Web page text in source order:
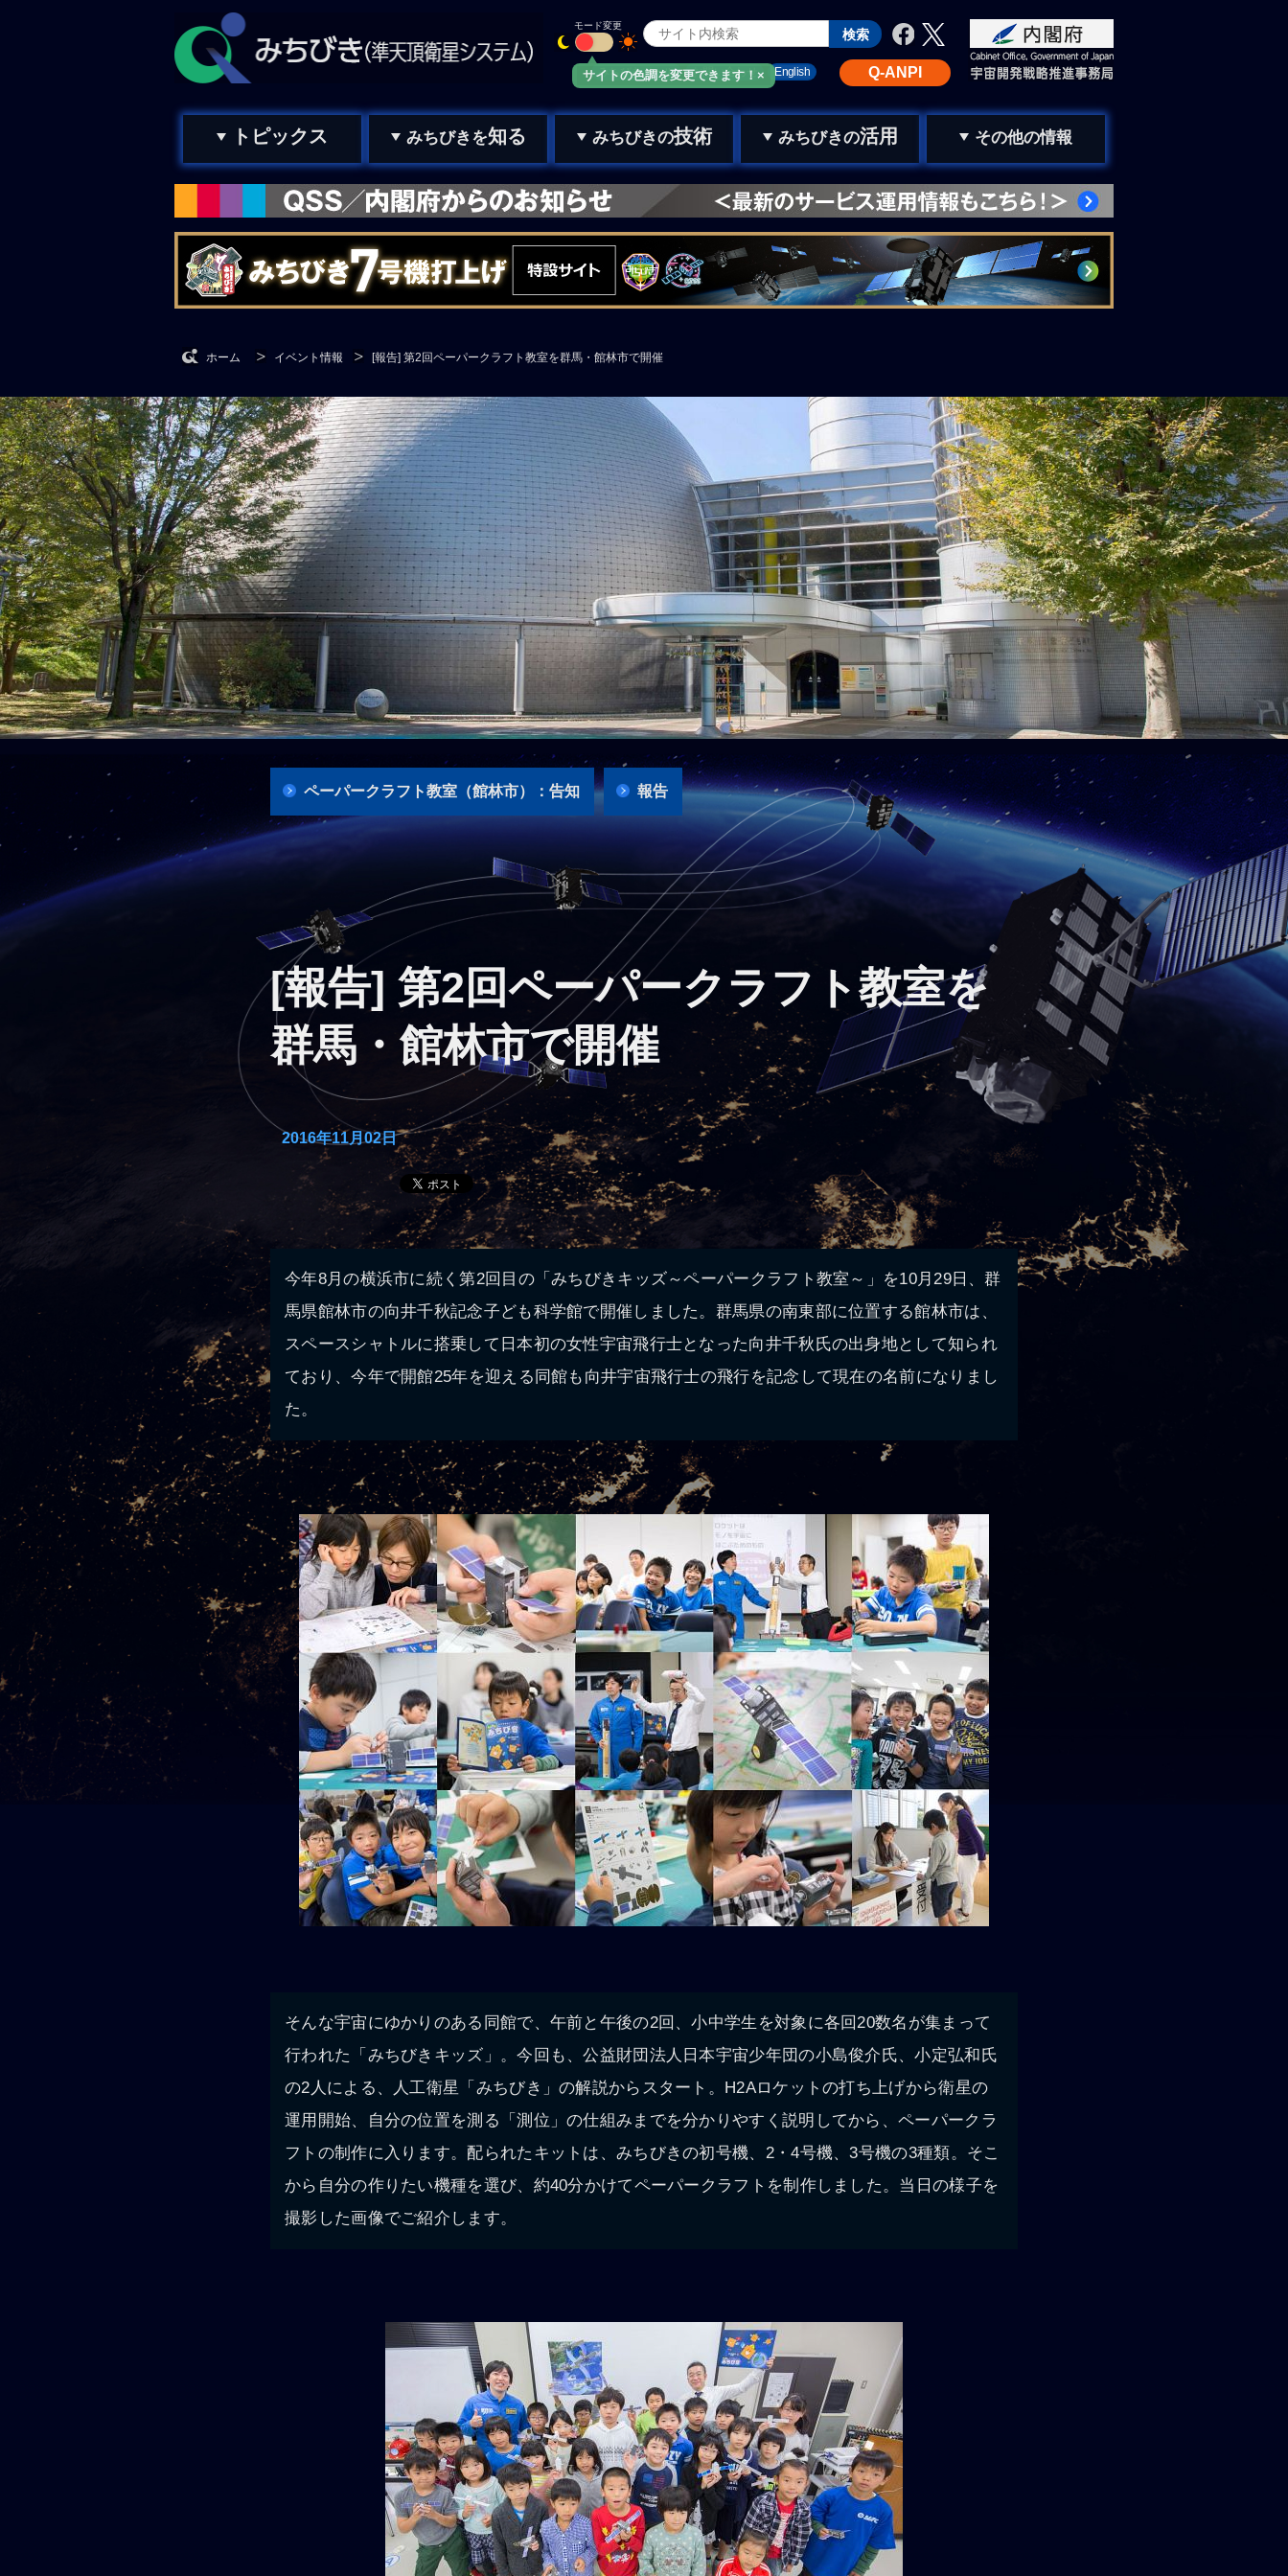
サイトの色調を変更できます！×
モード変更
Q-ANPI
English
お問い合わせ
みちびきメール
トピックス みちびきを知る みちびきの技術 みちびきの活用 その他の情報
ホーム イベント情報 [報告] 第2回ペーパークラフト教室を群馬・館林市で開催
ペーパークラフト教室（館林市）：告知 報告
[報告] 第2回ペーパークラフト教室を
群馬・館林市で開催
2016年11月02日
今年8月の横浜市に続く第2回目の「みちびきキッズ～ペーパークラフト教室～」を10月29日、群
馬県館林市の向井千秋記念子ども科学館で開催しました。群馬県の南東部に位置する館林市は、
スペースシャトルに搭乗して日本初の女性宇宙飛行士となった向井千秋氏の出身地として知られ
ており、今年で開館25年を迎える同館も向井宇宙飛行士の飛行を記念して現在の名前になりまし
た。
そんな宇宙にゆかりのある同館で、午前と午後の2回、小中学生を対象に各回20数名が集まって
行われた「みちびきキッズ」。今回も、公益財団法人日本宇宙少年団の小島俊介氏、小定弘和氏
の2人による、人工衛星「みちびき」の解説からスタート。H2Aロケットの打ち上げから衛星の
運用開始、自分の位置を測る「測位」の仕組みまでを分かりやすく説明してから、ペーパークラ
フトの制作に入ります。配られたキットは、みちびきの初号機、2・4号機、3号機の3種類。そこ
から自分の作りたい機種を選び、約40分かけてペーパークラフトを制作しました。当日の様子を
撮影した画像でご紹介します。